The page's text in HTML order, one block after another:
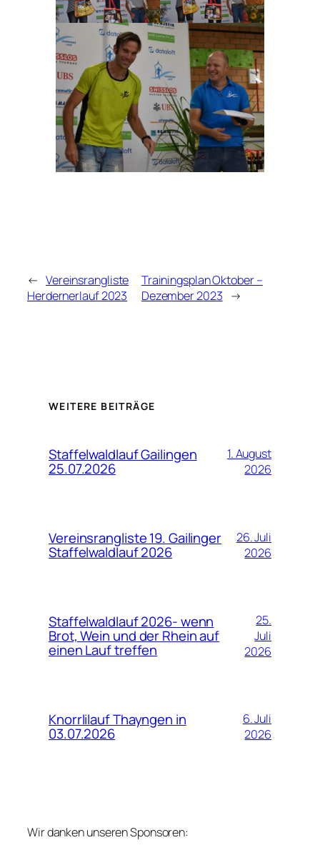
← Vereinsrangliste
Herdernerlauf 2023
Trainingsplan Oktober –
Dezember 2023 →
WEITERE BEITRÄGE
Staffelwaldlauf Gailingen
25.07.2026
1. August
2026
Vereinsrangliste 19. Gailinger
Staffelwaldlauf 2026
26. Juli
2026
Staffelwaldlauf 2026- wenn
Brot, Wein und der Rhein auf
einen Lauf treffen
25.
Juli
2026
Knorrlilauf Thayngen in
03.07.2026
6. Juli
2026
Wir danken unseren Sponsoren: